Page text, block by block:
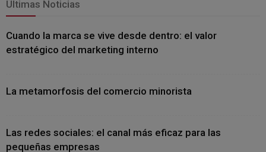
Últimas Noticias
Cuando la marca se vive desde dentro: el valor
estratégico del marketing interno
La metamorfosis del comercio minorista
Las redes sociales: el canal más eficaz para las
pequeñas empresas